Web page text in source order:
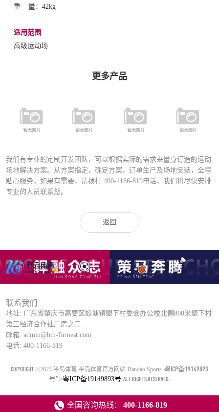
重 量：42kg
适用范围
高级运动场
更多产品
铝合金专业足
球场专用灯
（高级定制）
FYD-400铝合
金压铸灯具
（直泡）
FYD-1000铝合
金压铸灯具
（圆泡）
FD-027A运动
场专业灯具
我们有专业的定制开发团队，可以根据实际的需求来量身订造的运动
场地解决方案。从方案指定，确定方案，订单生产及场地安装，全程
贴心服务。如果有需要，请拨打 400-1166-819电话，我们将尽快安排
专业的人员联系您。
返回
联系我们
地址: 广东省肇庆市高要区蛟塘镇塱下村委会办公楼北侧800米塱下村
第三经济合作社厂房之二
邮箱: admin@hm-firmest.com
电话: 400-1166-819
COPYRIGHT ©2024 半岛体育-半岛体育官方网站-Bandao Sports 粤ICP备19149893
号">粤ICP备19149893号 ALL RIGHTS RESERVED.
全国咨询热线： 400-1166-819